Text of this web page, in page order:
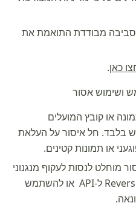
מבודדת התואמת את
כאן.
ושימוש אסור
או קובץ המועלים
בלבד. חל איסור על העלאת
או תמונות קטינים.
מוחלט לנסות לעקוף מנגנוני
אבטחה, לבצע Reverse Engineering ל-API או להשתמש